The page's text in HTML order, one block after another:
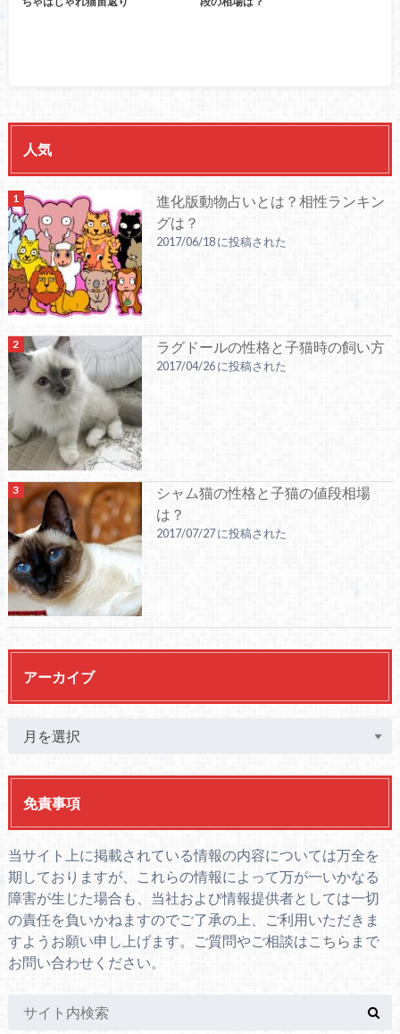
人気
進化版動物占いとは？相性ランキン
グは？
2017/06/18 に投稿された
ラグドールの性格と子猫時の飼い方
2017/04/26 に投稿された
シャム猫の性格と子猫の値段相場
は？
2017/07/27 に投稿された
アーカイブ
免責事項
当サイト上に掲載されている情報の内容については万全を
期しておりますが、これらの情報によって万が一いかなる
障害が生じた場合も、当社および情報提供者としては一切
の責任を負いかねますのでご了承の上、ご利用いただきま
すようお願い申し上げます。ご質問やご相談はこちら まで
お問い合わせください。